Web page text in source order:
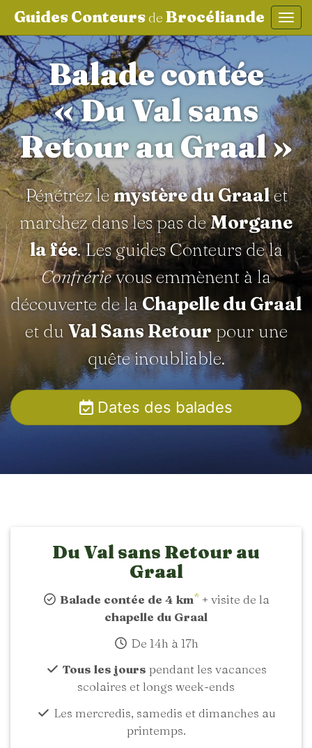
aller au contenu
Guides Conteursde Brocéliande
Balade contée
« Du Val sans
Retour au Graal »
Pénétrez lemystère du Graalet
marchez dans les pas deMorgane
la fée. Les guides Conteurs de la
Confrérievous emmènent à la
découverte de laChapelle du Graal
et du Val Sans Retour pour une
quête inoubliable.
Dates des balades
Du Val sans Retour au
Graal
Balade contée de 4 km* + visite de la
chapelle du Graal
De 14h à 17h
Tous les jours pendant les vacances
scolaires et longs week-ends
Les mercredis, samedis et dimanches au
printemps.